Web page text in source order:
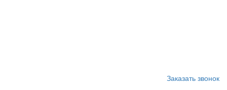
Заказать звонок